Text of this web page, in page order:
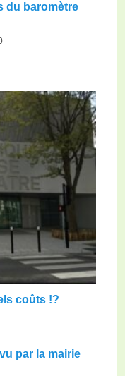
du baromètre
coûts !?
par la mairie